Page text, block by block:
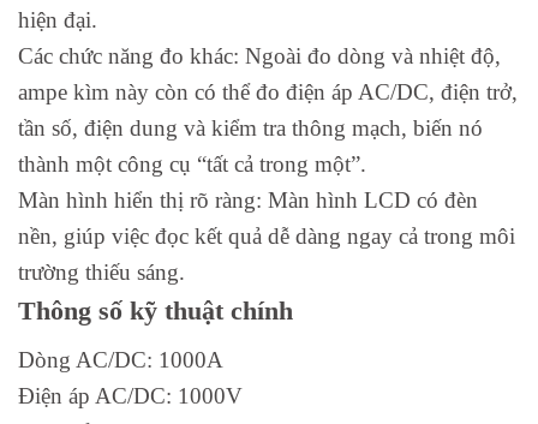
hiện đại.
Các chức năng đo khác: Ngoài đo dòng và nhiệt độ,
ampe kìm này còn có thể đo điện áp AC/DC, điện trở,
tần số, điện dung và kiểm tra thông mạch, biến nó
thành một công cụ “tất cả trong một”.
Màn hình hiển thị rõ ràng: Màn hình LCD có đèn
nền, giúp việc đọc kết quả dễ dàng ngay cả trong môi
trường thiếu sáng.
Thông số kỹ thuật chính
Dòng AC/DC: 1000A
Điện áp AC/DC: 1000V